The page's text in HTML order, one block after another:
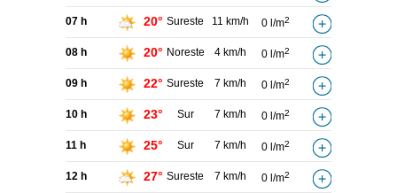
07 h 20° Sureste 11 km/h 0 l/m2
08 h 20° Noreste 4 km/h 0 l/m2
09 h 22° Sureste 7 km/h 0 l/m2
10 h 23° Sur 7 km/h 0 l/m2
11 h 25° Sur 7 km/h 0 l/m2
12 h 27° Sureste 7 km/h 0 l/m2